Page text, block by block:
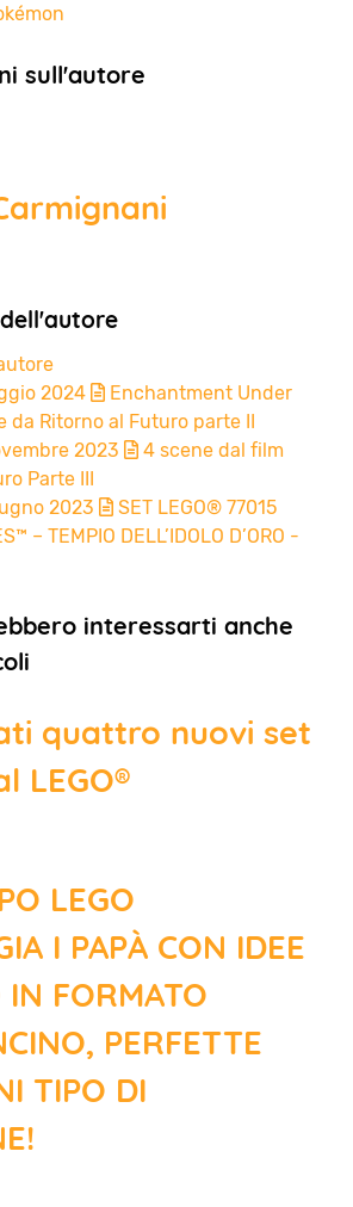
sull'autore
2024
Enchantment Under
da Ritorno al Futuro parte II
2023
4 scene dal film
Parte III
2023
SET LEGO® 77015
– TEMPIO DELL’IDOLO D’ORO -
interessarti anche
quattro nuovi set
LEGO®
LEGO
I PAPÀ CON IDEE
IN FORMATO
PERFETTE
TIPO DI